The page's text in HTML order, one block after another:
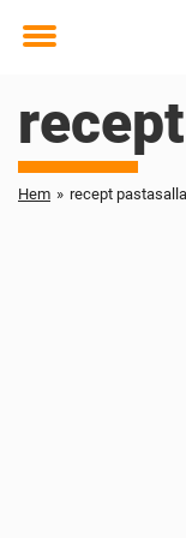
Toggle
Hem » recept